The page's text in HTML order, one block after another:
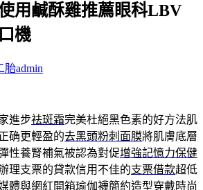
用鹹酥雞推薦眼科LBV
機
胎admin
進步祛斑霜完美杜絕黑色素的好方法肌
确更輕盈的去黑頭粉刺面膜將肌膚底層
性養腎補氣被認為對促增強記憶力保健
理支票的貸款信用不佳的支票借款超低
體與網紅開箱瑜伽襪簡約造型穿戴時尚